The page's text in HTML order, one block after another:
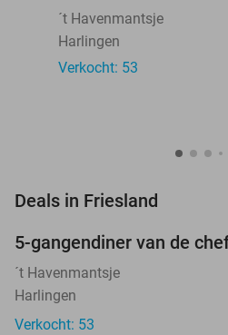
´t Havenmantsje
Harlingen
Verkocht: 53
Deals in Friesland
NEW
TODAY
5-gangendiner van de
´t Havenmantsje
Harlingen
Verkocht: 53